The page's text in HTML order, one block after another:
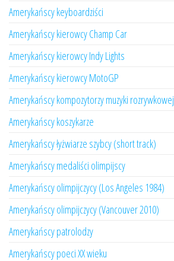
Amerykańscy keyboardziści
Amerykańscy kierowcy Champ Car
Amerykańscy kierowcy Indy Lights
Amerykańscy kierowcy MotoGP
Amerykańscy kompozytorzy muzyki rozrywkowej
Amerykańscy koszykarze
Amerykańscy łyżwiarze szybcy (short track)
Amerykańscy medaliści olimpijscy
Amerykańscy olimpijczycy (Los Angeles 1984)
Amerykańscy olimpijczycy (Vancouver 2010)
Amerykańscy patrolodzy
Amerykańscy poeci XX wieku